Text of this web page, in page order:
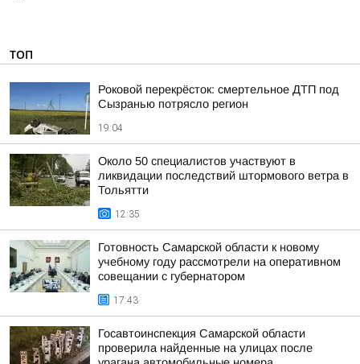
ТОП
Роковой перекрёсток: смертельное ДТП под
Сызранью потрясло регион
19:04
Около 50 специалистов участвуют в
ликвидации последствий штормового ветра в
Тольятти
12:35
Готовность Самарской области к новому
учебному году рассмотрели на оперативном
совещании с губернатором
17:43
Госавтоинспекция Самарской области
проверила найденные на улицах после